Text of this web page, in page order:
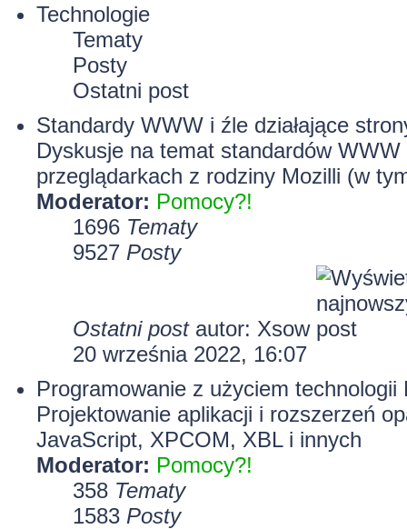
Technologie
Tematy
Posty
Ostatni post
Standardy WWW i źle działające
Dyskusje na temat standardów WWW
przeglądarkach z rodziny Mozilli (w
Moderator: Pomocy?!
1696 Tematy
9527 Posty
Ostatni postautor: Xsow
20 września 2022, 16:07
Programowanie z użyciem technologii
Projektowanie aplikacji i rozszerzeń
JavaScript, XPCOM, XBL i innych
Moderator: Pomocy?!
358 Tematy
1583 Posty